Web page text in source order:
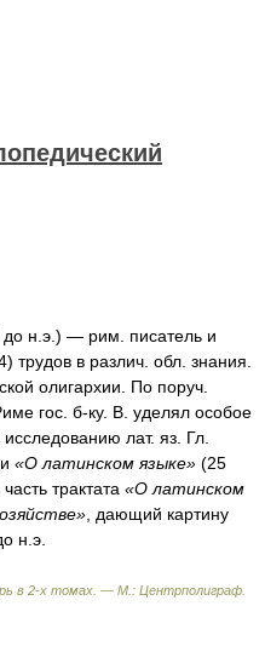
н.э.) — рим. писатель и
трудов в различ. обл. знания.
олигархии. По поруч.
гос. б-ку. В. уделял особое
лат. яз. Гл.
«О латинском языке» (25
трактата «О латинском
, дающий картину
н.э.
в 2-х томах. — М.: Центрполиграф